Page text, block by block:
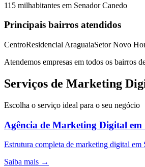
115 milhabitantes em Senador Canedo
Principais bairros atendidos
CentroResidencial AraguaiaSetor Novo
Atendemos empresas em todos os bairros
Serviços de Marketing
Escolha o serviço ideal para o seu negócio
Agência de Marketing Digital em
Estrutura completa de marketing digital
Saiba mais →